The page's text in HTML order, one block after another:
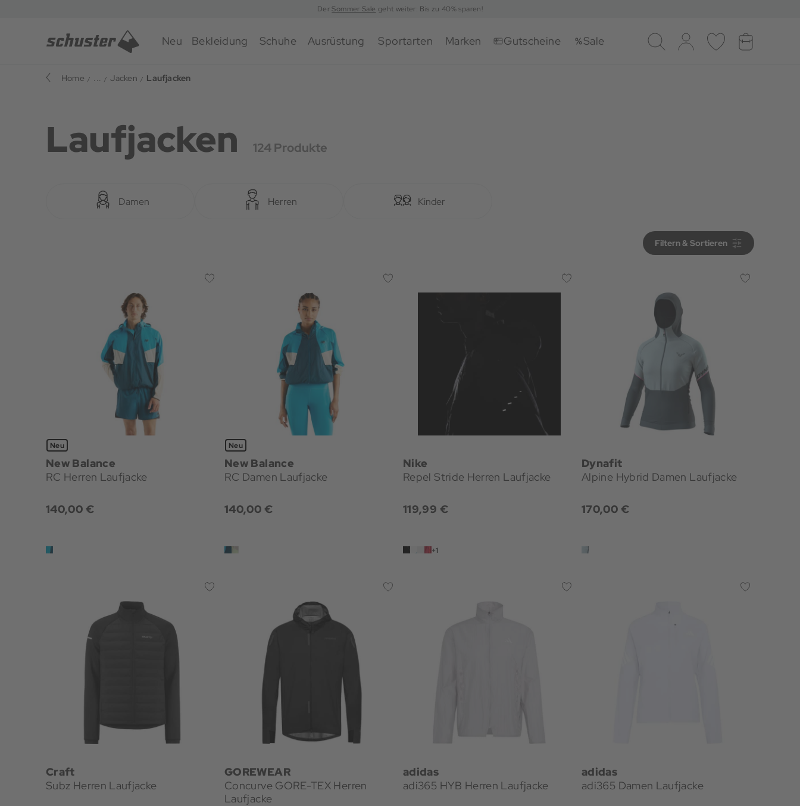
DerSommer Sale geht weiter: Bis zu 40% sparen!
Neu Bekleidung Schuhe Ausrüstung Sportarten Marken Gutscheine Sale
Suche Log-in MerklisteWarenkorb
Home ... Jacken Laufjacken
Laufjacken 124 Produkte
Damen Herren Kinder
Filtern & Sortieren
Filtern & Sortieren
Neu
New Balance
RC Herren Laufjacke
140,00 €
Neu
New Balance
RC Damen Laufjacke
140,00 €
Nike
Repel Stride Herren Laufjacke
119,99 €
+1
Dynafit
Alpine Hybrid Damen Laufjacke
170,00 €
Craft
Subz Herren Laufjacke
GOREWEAR
Concurve GORE-TEX Herren
Laufjacke
adidas
adi365 HYB Herren Laufjacke
adidas
adi365 Damen Laufjacke